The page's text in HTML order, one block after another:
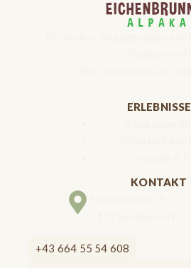
ERLEBNISSE
KONTAKT
+43 664 55 54 608